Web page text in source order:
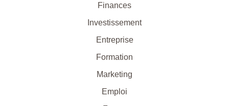
Finances
Investissement
Entreprise
Formation
Marketing
Emploi